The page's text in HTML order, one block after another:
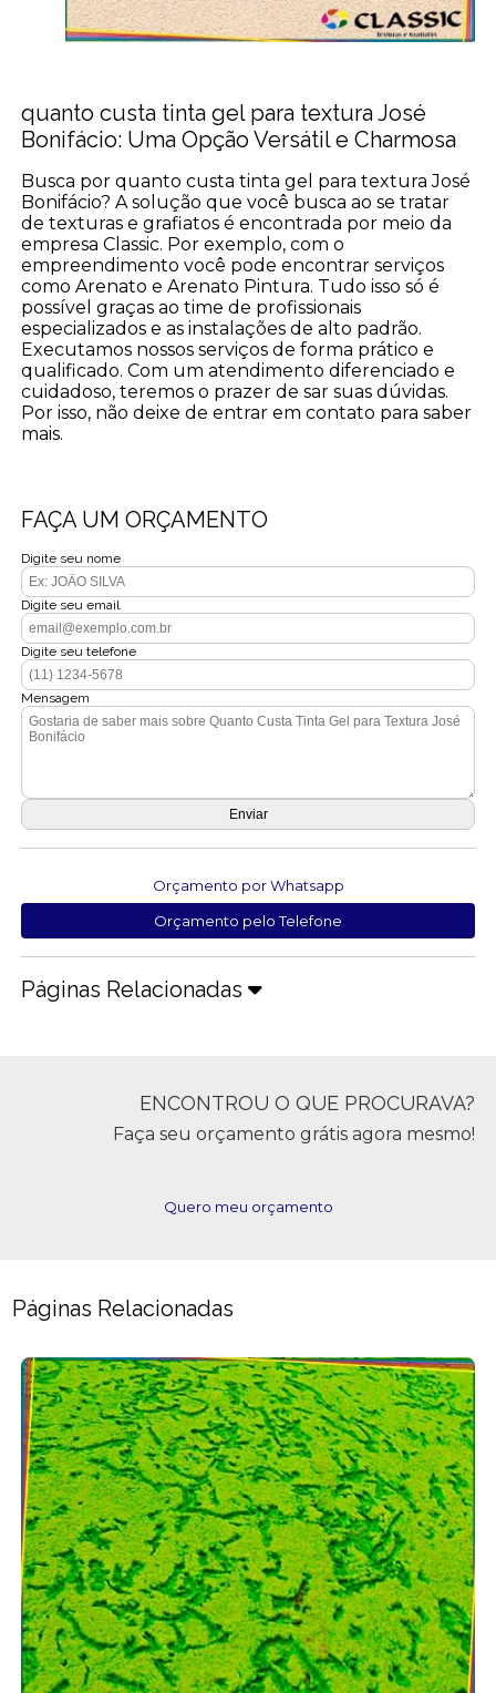
quanto custa tinta gel para textura José
Bonifácio: Uma Opção Versátil e Charmosa
Busca por quanto custa tinta gel para textura José
Bonifácio? A solução que você busca ao se tratar
de texturas e grafiatos é encontrada por meio da
empresa Classic. Por exemplo, com o
empreendimento você pode encontrar serviços
como Arenato e Arenato Pintura. Tudo isso só é
possível graças ao time de profissionais
especializados e as instalações de alto padrão.
Executamos nossos serviços de forma prático e
qualificado. Com um atendimento diferenciado e
cuidadoso, teremos o prazer de sar suas dúvidas.
Por isso, não deixe de entrar em contato para saber
mais.
FAÇA UM ORÇAMENTO
Digite seu nome
Digite seu email
Digite seu telefone
Mensagem
Orçamento por Whatsapp
Orçamento pelo Telefone
Páginas Relacionadas
ENCONTROU O QUE PROCURAVA?
Faça seu orçamento grátis agora mesmo!
Quero meu orçamento
Páginas Relacionadas